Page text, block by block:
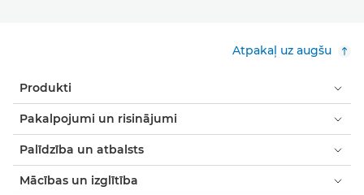
Atpakaļ uz augšu
Produkti
Pakalpojumi un risinājumi
Palīdzība un atbalsts
Mācības un izglītība